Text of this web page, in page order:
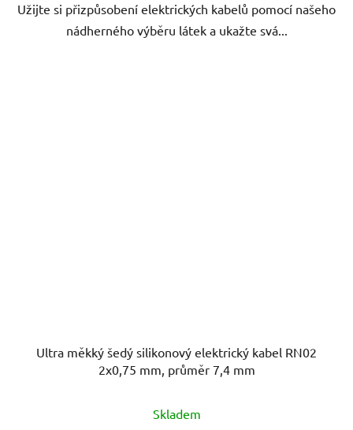
Užijte si přizpůsobení elektrických kabelů pomocí našeho
nádherného výběru látek a ukažte svá...
Ultra měkký šedý silikonový elektrický kabel RN02
2x0,75 mm, průměr 7,4 mm
Skladem